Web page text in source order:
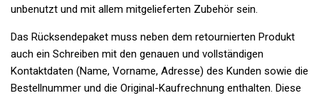
unbenutzt und mit allem mitgelieferten Zubehör sein.
Das Rücksendepaket muss neben dem retournierten Produkt
auch ein Schreiben mit den genauen und vollständigen
Kontaktdaten (Name, Vorname, Adresse) des Kunden sowie die
Bestellnummer und die Original-Kaufrechnung enthalten. Diese